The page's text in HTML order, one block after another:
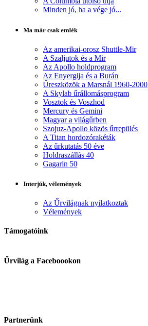
Minden jó, ha a vége jó...
Ma már csak emlék
Az amerikai-orosz Shuttle-Mir
A Szaljutok és a Mir
Az Apollo holdprogram
Az Enyergija és a Burán
Űreszközök a Marsnál 1960-2000
A Skylab űrállomásprogram
Vosztok és Voszhod
Mercury és Gemini
Magyar a világűrben
Szojuz-Apollo közös űrrepülés
A Titan hordozórakéták
Az űrkutatás 50 éve
Holdraszállás 40
Gagarin 50
Interjúk, vélemények
Az Űrvilágnak nyilatkoztak
Vélemények
Támogatóink
Űrvilág a Faceboookon
Partnerünk